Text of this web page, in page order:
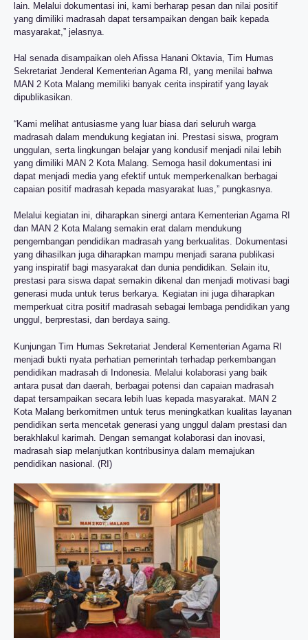
lain. Melalui dokumentasi ini, kami berharap pesan dan nilai positif
yang dimiliki madrasah dapat tersampaikan dengan baik kepada
masyarakat,” jelasnya.
Hal senada disampaikan oleh Afissa Hanani Oktavia, Tim Humas
Sekretariat Jenderal Kementerian Agama RI, yang menilai bahwa
MAN 2 Kota Malang memiliki banyak cerita inspiratif yang layak
dipublikasikan.
“Kami melihat antusiasme yang luar biasa dari seluruh warga
madrasah dalam mendukung kegiatan ini. Prestasi siswa, program
unggulan, serta lingkungan belajar yang kondusif menjadi nilai lebih
yang dimiliki MAN 2 Kota Malang. Semoga hasil dokumentasi ini
dapat menjadi media yang efektif untuk memperkenalkan berbagai
capaian positif madrasah kepada masyarakat luas,” pungkasnya.
Melalui kegiatan ini, diharapkan sinergi antara Kementerian Agama RI
dan MAN 2 Kota Malang semakin erat dalam mendukung
pengembangan pendidikan madrasah yang berkualitas. Dokumentasi
yang dihasilkan juga diharapkan mampu menjadi sarana publikasi
yang inspiratif bagi masyarakat dan dunia pendidikan. Selain itu,
prestasi para siswa dapat semakin dikenal dan menjadi motivasi bagi
generasi muda untuk terus berkarya. Kegiatan ini juga diharapkan
memperkuat citra positif madrasah sebagai lembaga pendidikan yang
unggul, berprestasi, dan berdaya saing.
Kunjungan Tim Humas Sekretariat Jenderal Kementerian Agama RI
menjadi bukti nyata perhatian pemerintah terhadap perkembangan
pendidikan madrasah di Indonesia. Melalui kolaborasi yang baik
antara pusat dan daerah, berbagai potensi dan capaian madrasah
dapat tersampaikan secara lebih luas kepada masyarakat. MAN 2
Kota Malang berkomitmen untuk terus meningkatkan kualitas layanan
pendidikan serta mencetak generasi yang unggul dalam prestasi dan
berakhlakul karimah. Dengan semangat kolaborasi dan inovasi,
madrasah siap melanjutkan kontribusinya dalam memajukan
pendidikan nasional. (RI)